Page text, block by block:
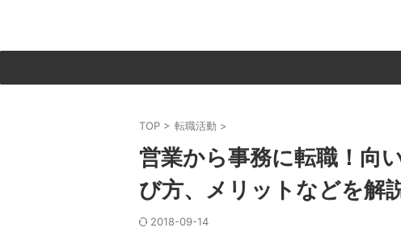
TOP > 転職活動 >
営業から事務に転職！向
び方、メリットなどを解
2018-09-14